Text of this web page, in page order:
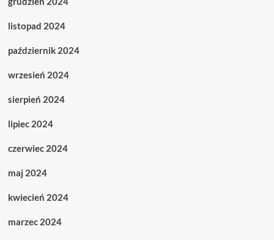
listopad 2024
październik 2024
wrzesień 2024
sierpień 2024
lipiec 2024
czerwiec 2024
maj 2024
kwiecień 2024
marzec 2024